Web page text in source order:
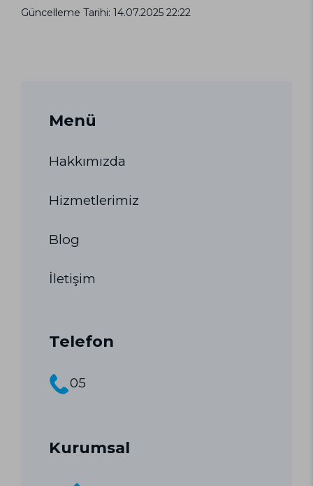
Güncelleme Tarihi: 14.07.2025 22:22
Menü
Hakkımızda
Hizmetlerimiz
Blog
İletişim
Telefon
05
Kurumsal